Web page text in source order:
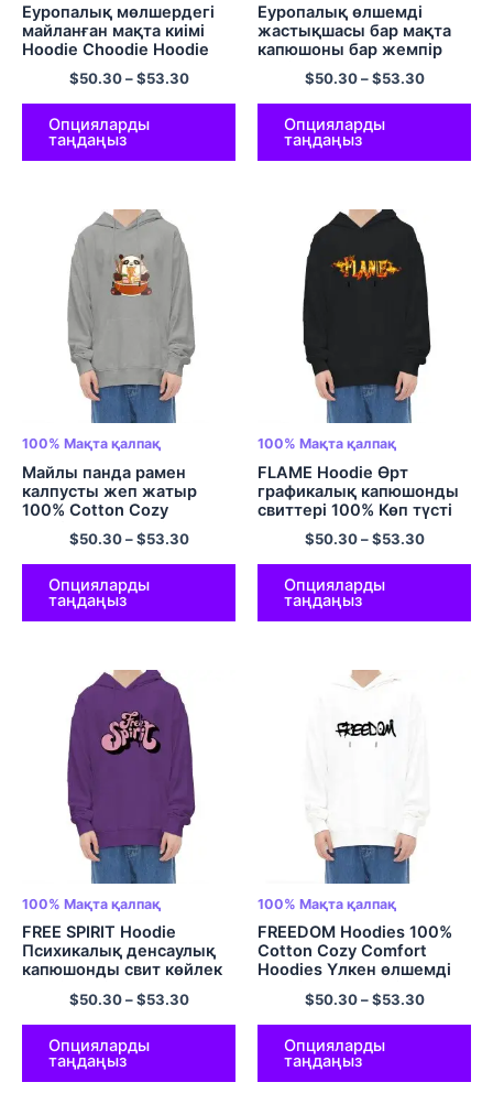
Еуропалық мөлшердегі
майланған мақта киімі
Hoodie Choodie Hoodie
көшеде пайда болды
100% Көп түсті мақта-
мата капюди
$50.30–$53.30
Опцияларды
таңдаңыз
Еуропалық өлшемді
жастықшасы бар мақта
капюшоны бар жемпір
Үздік маусымдық
капюшондар Хэллоуинге
арналған габариттік
қалпақшалар Түрлі түсті
100% Мақта
$50.30–$53.30
Опцияларды
таңдаңыз
100% Мақта қалпақ
Майлы панда рамен
калпусты жеп жатыр
100% Cotton Cozy
Comfort Көп түсті
$50.30–$53.30
Опцияларды
таңдаңыз
100% Мақта қалпақ
FLAME Hoodie Өрт
графикалық капюшонды
свиттері 100% Көп түсті
мақта комфорт капюди
$50.30–$53.30
Опцияларды
таңдаңыз
100% Мақта қалпақ
FREE SPIRIT Hoodie
Психикалық денсаулық
капюшонды свит көйлек
Түрлі түсті
$50.30–$53.30
Опцияларды
таңдаңыз
100% Мақта қалпақ
FREEDOM Hoodies 100%
Cotton Cozy Comfort
Hoodies Үлкен өлшемді
Hoodies Көп түсті
$50.30–$53.30
Опцияларды
таңдаңыз